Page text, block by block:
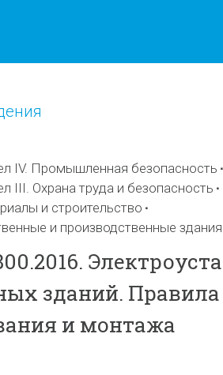
IV. Промышленная безопасность
III. Охрана труда и безопасность
и строительство
и производственные
зданий. Правила
и монтажа